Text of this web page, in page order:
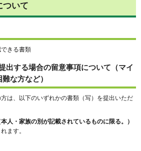
ついて
きる書類
出する場合の留意事項について（マイ
な方など）
は、以下のいずれかの書類（写）を提出いただ
人・家族の別が記載されているものに限る。）
ます。